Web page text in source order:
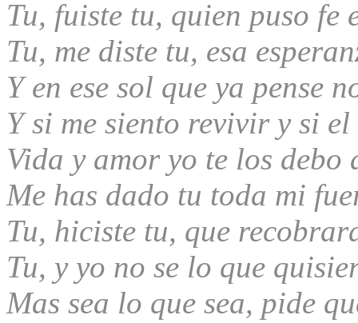
Tu, fuiste tu, quien puso fe
Tu, me diste tu, esa
Y en ese sol que ya pense
Y si me siento revivir y si
Vida y amor yo te los debo
Me has dado tu toda mi
Tu, hiciste tu, que
Tu, y yo no se lo que
Mas sea lo que sea, pide